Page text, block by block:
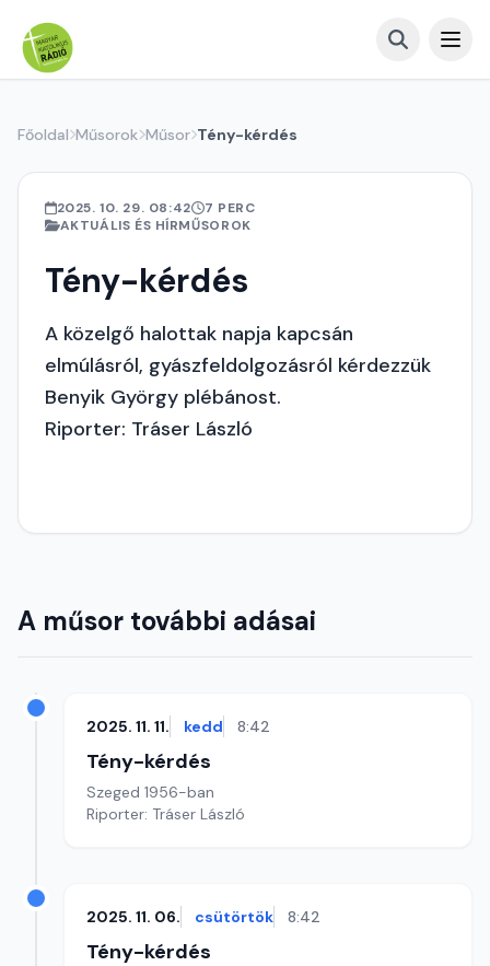
Főoldal Műsorok Műsor Tény-kérdés
2025. 10. 29. 08:42
7 PERC
AKTUÁLIS ÉS HÍRMŰSOROK
Tény-kérdés
A közelgő halottak napja kapcsán
elmúlásról, gyászfeldolgozásról kérdezzük
Benyik György plébánost.
Riporter: Tráser László
A műsor további adásai
2025. 11. 11. kedd 8:42
Tény-kérdés
Szeged 1956-ban
Riporter: Tráser László
2025. 11. 06. csütörtök 8:42
Tény-kérdés